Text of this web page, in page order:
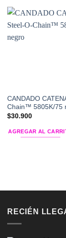
CANDADO
Chain™ 5805K/75
$30.900
AGREGAR AL
RECIÉN